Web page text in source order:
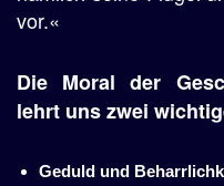
vor.«
Die Moral der
lehrt uns zwei
Geduld und